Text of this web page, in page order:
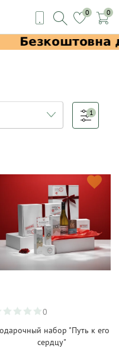
0 0
1
0
набор "Путь к его
сердцу"